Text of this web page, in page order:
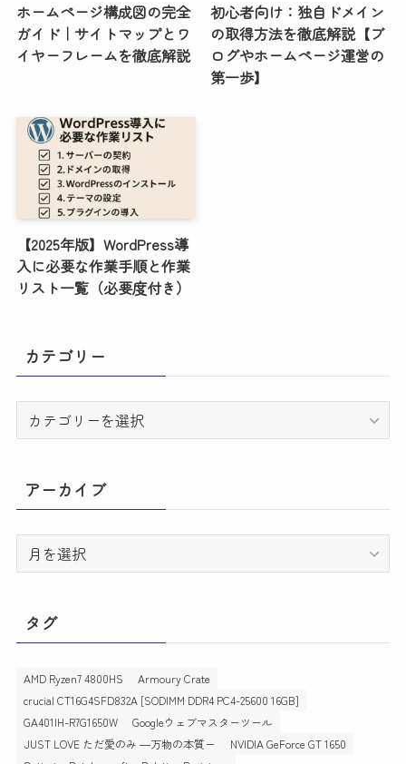
ホームページ構成図の完全
ガイド｜サイトマップとワ
イヤーフレームを徹底解説
初心者向け：独自ドメイン
の取得方法を徹底解説【ブ
ログやホームページ運営の
第一歩】
【2025年版】WordPress導
入に必要な作業手順と作業
リスト一覧（必要度付き）
カテゴリー
テ
リ
ー
アーカイブ
ー
ブ
タグ
AMD Ryzen7 4800HS
Armoury Crate
crucial CT16G4SFD832A [SODIMM DDR4 PC4-25600 16GB]
GA401IH-R7G1650W
Googleウェブマスターツール
JUST LOVE ただ愛のみ ―万物の本質ー
NVIDIA GeForce GT 1650